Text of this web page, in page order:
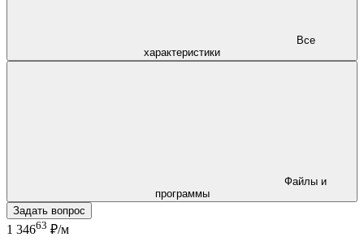
характеристики
программы
Задать вопрос
1 34663 ₽/м